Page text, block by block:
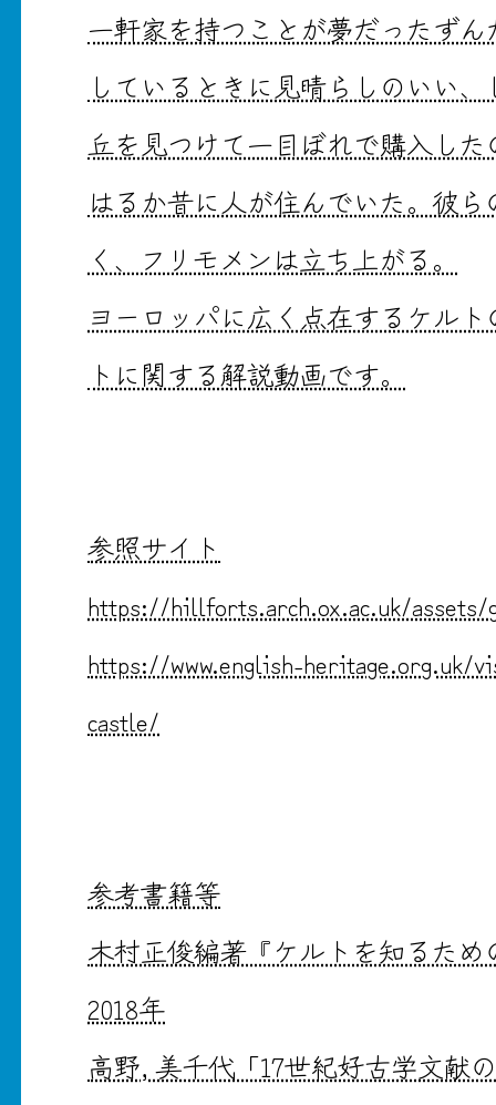
一軒家を持つことが夢だったず
しているときに見晴らしのいい
丘を見つけて一目ぼれで購入し
はるか昔に人が住んでいた。彼
く、フリモメンは立ち上がる。
ヨーロッパに広く点在するケル
トに関する解説動画です。
参照サイト
https://hillforts.arch.ox.ac.uk/assets/
https://www.english-heritage.org.uk/
castle/
参考書籍等
木村正俊編著『ケルトを知るため
2018年
高野, 美千代「17世紀好古学文献